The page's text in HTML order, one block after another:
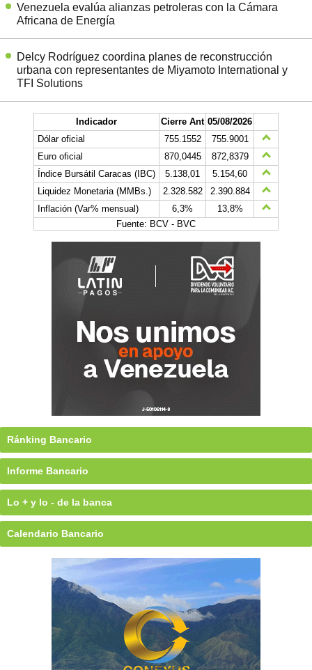
Venezuela evalúa alianzas petroleras con la Cámara
Africana de Energía
Delcy Rodríguez coordina planes de reconstrucción
urbana con representantes de Miyamoto International y
TFI Solutions
Indicador Cierre Ant 05/08/2026
Dólar oficial
755.1552
755.9001
Euro oficial
870,0445
872,8379
Índice Bursátil Caracas (IBC)
5.138,01
5.154,60
Liquidez Monetaria (MMBs.)
2.328.582
2.390.884
Inflación (Var% mensual)
6,3%
13,8%
Fuente: BCV - BVC
Ránking Bancario
Informe Bancario
Lo + y lo - de la banca
Calendario Bancario